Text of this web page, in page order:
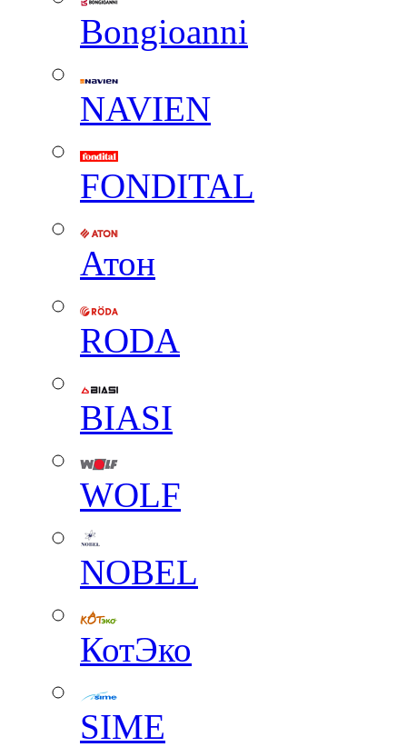
Вongioanni
NAVIEN
FONDITAL
Атон
RODA
BIASI
WOLF
NOBEL
КотЭко
SIME